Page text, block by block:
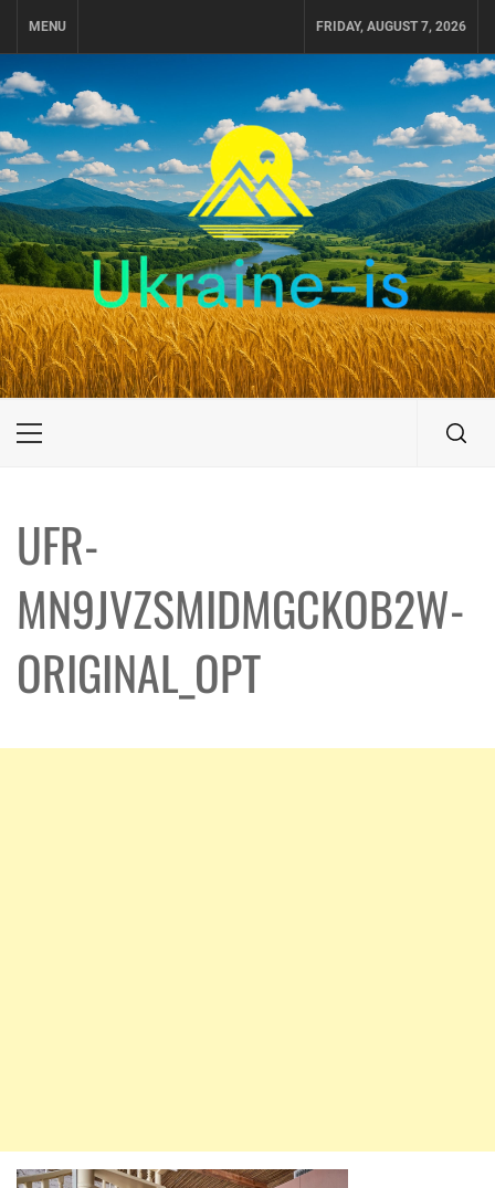
MENU FRIDAY, AUGUST 7, 2026
UKRAINE-IS
ПОДОРОЖI ПО УКРАЇНІ
Primary
UFR-
MN9JVZSMIDMGCKOB2W-
ORIGINAL_OPT